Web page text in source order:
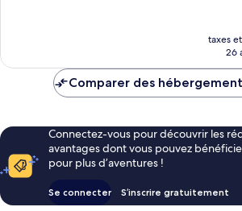
taxes
26
Comparer des
Connectez-vous pour découvrir les
avantages dont vous pouvez
pour plus d’aventures !
Se connecter S’inscrire gratuitement